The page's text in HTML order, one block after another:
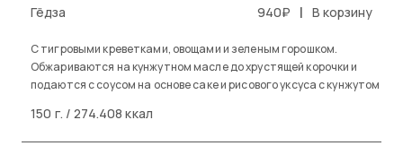
Гёдза 940₽ | В корзину
С тигровыми креветками, овощами и зеленым горошком.
Обжариваются на кунжутном масле до хрустящей корочки и
подаются с соусом на основе саке и рисового уксуса с кунжутом
150 г. / 274.408 ккал